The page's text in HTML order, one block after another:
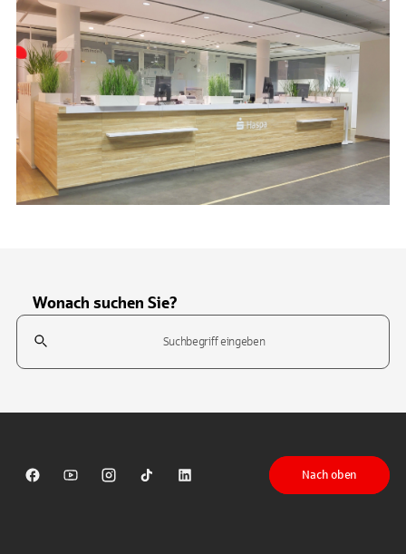
Wonach suchen Sie?
Suchfeld
Sparkasse auf Facebook
Sparkasse auf Youtube
Sparkasse auf Instagram
Sparkasse auf TikTok
Sparkasse auf LinkedIn
Nach oben